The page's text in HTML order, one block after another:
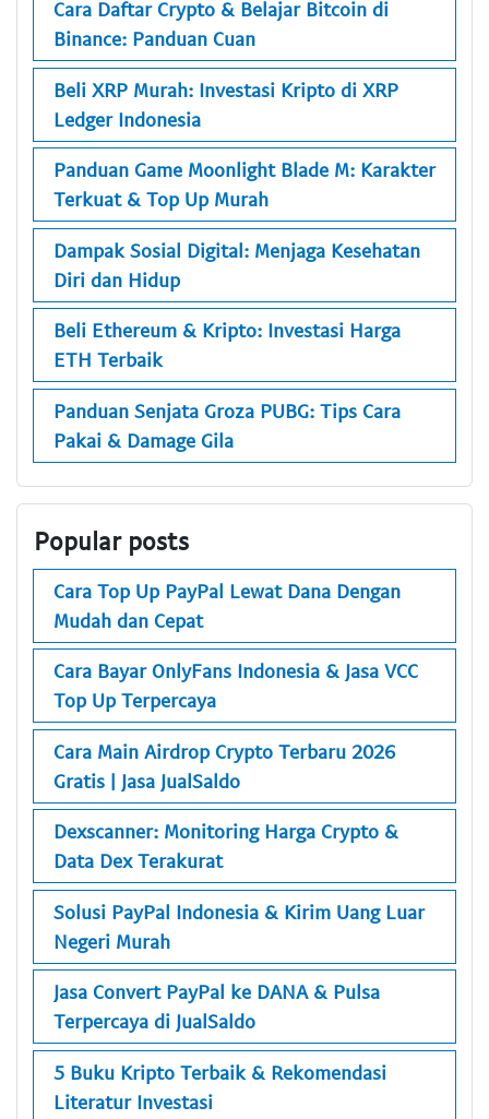
Cara Daftar Crypto & Belajar Bitcoin di
Binance: Panduan Cuan
Beli XRP Murah: Investasi Kripto di XRP
Ledger Indonesia
Panduan Game Moonlight Blade M: Karakter
Terkuat & Top Up Murah
Dampak Sosial Digital: Menjaga Kesehatan
Diri dan Hidup
Beli Ethereum & Kripto: Investasi Harga
ETH Terbaik
Panduan Senjata Groza PUBG: Tips Cara
Pakai & Damage Gila
Popular posts
Cara Top Up PayPal Lewat Dana Dengan
Mudah dan Cepat
Cara Bayar OnlyFans Indonesia & Jasa VCC
Top Up Terpercaya
Cara Main Airdrop Crypto Terbaru 2026
Gratis | Jasa JualSaldo
Dexscanner: Monitoring Harga Crypto &
Data Dex Terakurat
Solusi PayPal Indonesia & Kirim Uang Luar
Negeri Murah
Jasa Convert PayPal ke DANA & Pulsa
Terpercaya di JualSaldo
5 Buku Kripto Terbaik & Rekomendasi
Literatur Investasi